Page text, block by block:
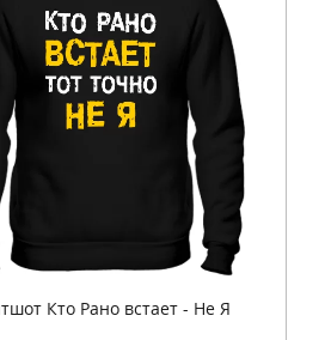
Кто Рано встает - Не Я